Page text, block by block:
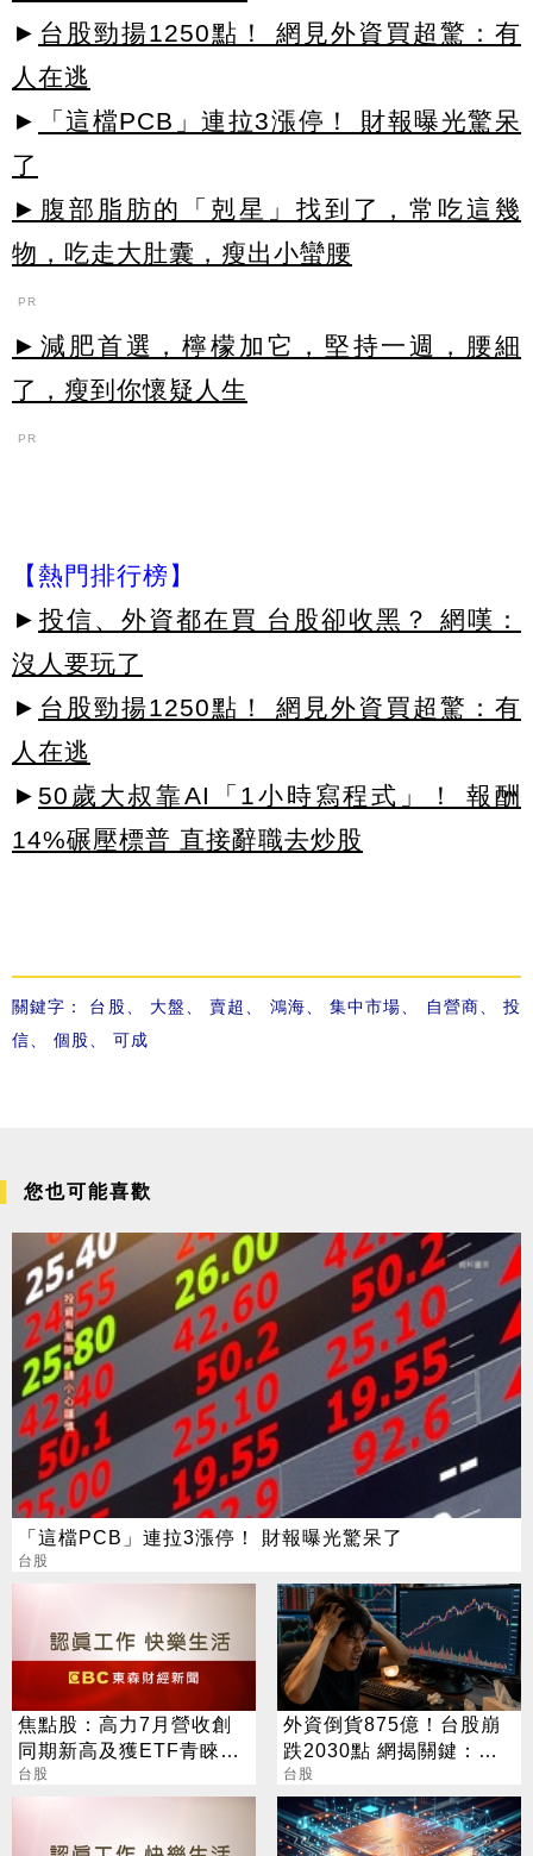
► 台股勁揚1250點！ 網見外資買超驚：有
人在逃
►
「這檔PCB」連拉3漲停！ 財報曝光驚呆
了
►腹部脂肪的「剋星」找到了，常吃這幾
物，吃走大肚囊，瘦出小蠻腰
PR
►減肥首選，檸檬加它，堅持一週，腰細
了，瘦到你懷疑人生
PR
【熱門排行榜】
► 投信、外資都在買 台股卻收黑？ 網嘆：
沒人要玩了
► 台股勁揚1250點！ 網見外資買超驚：有
人在逃
► 50歲大叔靠AI「1小時寫程式」！ 報酬
14%碾壓標普 直接辭職去炒股
關鍵字： 台股、 大盤、賣超、 鴻海、 集中市場、 自營商、 投
信、 個股、 可成
您也可能喜歡
「這檔PCB」連拉3漲停！ 財報曝光驚呆了
台股
焦點股：高力7月營收創
同期新高及獲ETF青睞，
盤中股價亮燈突破半年線
台股
外資倒貨875億！台股崩
跌2030點 網揭關鍵：沒
人接
台股